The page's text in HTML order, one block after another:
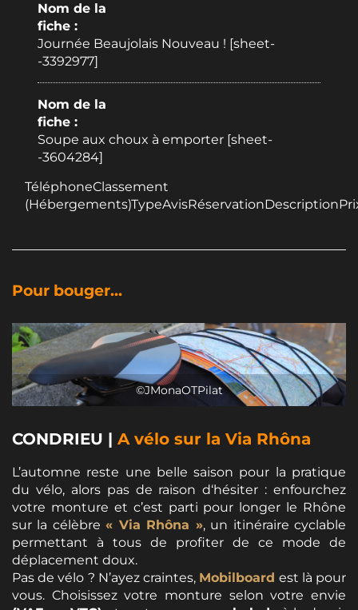
Nom de la
fiche :
Journée Beaujolais Nouveau ! [sheet-
-3392977]
Nom de la
fiche :
Soupe aux choux à emporter [sheet-
-3604284]
TéléphoneClassement
Pour bouger...
©JMonaOTPilat
CONDRIEU | A vélo sur la Via Rhôna
L’automne reste une belle saison pour la pratique
du vélo, alors pas de raison d‘hésiter : enfourchez
votre monture et c’est parti pour longer le Rhône
sur la célèbre« Via Rhôna », un itinéraire cyclable
permettant à tous de profiter de ce mode de
déplacement doux.
Pas de vélo ? N’ayez craintes, Mobilboard est là pour
vous. Choisissez votre monture selon votre envie